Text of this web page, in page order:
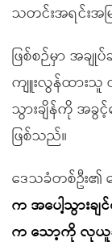
သတင်းအရင်းအ
ဖြစ်စဉ်မှာ အချု
ကျူးလွန်ထားသူ
သွားချိန်ကို အခွ
ဖြစ်သည်။
ဒေသခံတစ်ဦး၏ ပ
က အပေါ့သွားချ
က သော့ကို လုယူခဲ့